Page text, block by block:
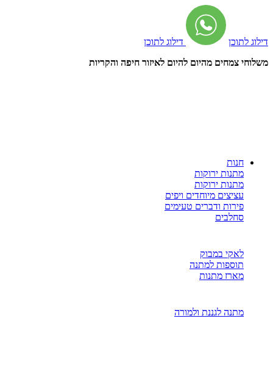
דילוג לתוכן
דילוג לתוכן
משלוחי צמחים מהיום להיום לאיזור חיפה והקריות
חנות
מתנות ירוקות
מתנות ירוקות
עציצים מיוחדים ויפים
פירות ודברים טעימים
סחלבים
לאקי במבוק
תוספות למתנה
מארז מתנות
מתנה לגננת ולמורה